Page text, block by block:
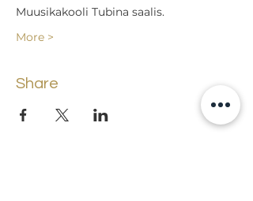
Muusikakooli Tubina saalis.
More >
Share